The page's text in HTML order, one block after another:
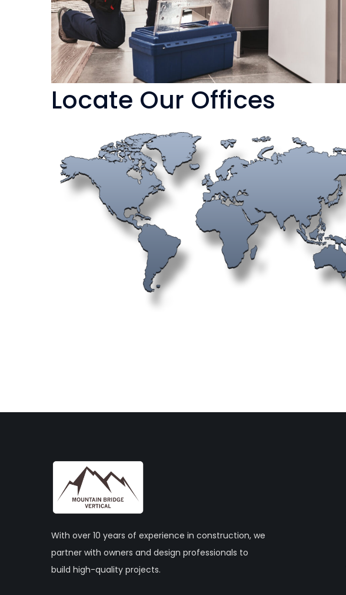
Locate Our Offices
With over 10 years of experience in construction, we
partner with owners and design professionals to
build high-quality projects.